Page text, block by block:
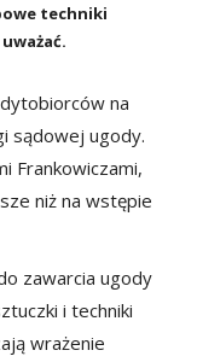
techniki
na
sądowej ugody.
Frankowiczami,
niż na wstępie
zawarcia ugody
i techniki
wrażenie